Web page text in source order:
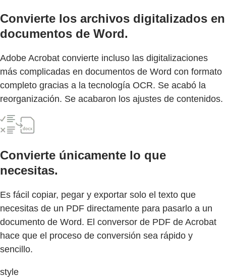
Convierte los archivos digitalizados en
documentos de Word.
Adobe Acrobat convierte incluso las digitalizaciones
más complicadas en documentos de Word con formato
completo gracias a la tecnología OCR. Se acabó la
reorganización. Se acabaron los ajustes de contenidos.
Convierte únicamente lo que
necesitas.
Es fácil copiar, pegar y exportar solo el texto que
necesitas de un PDF directamente para pasarlo a un
documento de Word. El conversor de PDF de Acrobat
hace que el proceso de conversión sea rápido y
sencillo.
style